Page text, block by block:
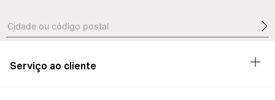
Serviço ao cliente